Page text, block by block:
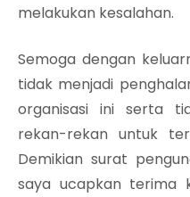
melakukan kesalahan.
Semoga dengan
tidak menjadi
organisasi ini serta
rekan-rekan untuk
Demikian surat
saya ucapkan terima